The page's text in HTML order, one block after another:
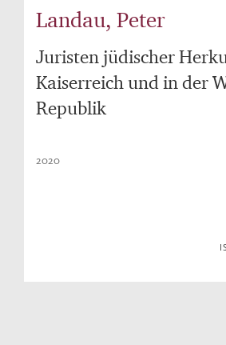
Landau, Peter
Juristen jüdischer
Kaiserreich und in der
Republik
2020